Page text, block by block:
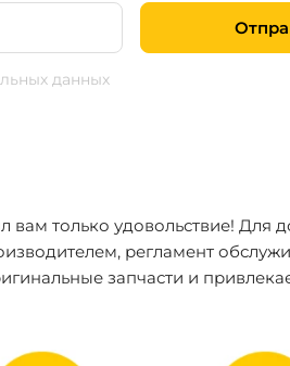
данных
только удовольствие! Для
регламент
запчасти и